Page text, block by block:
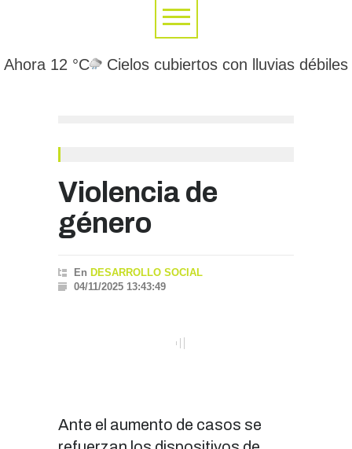
Ahora 12 °C Cielos cubiertos con lluvias débiles
Violencia de
género
En DESARROLLO SOCIAL
04/11/2025 13:43:49
Ante el aumento de casos se